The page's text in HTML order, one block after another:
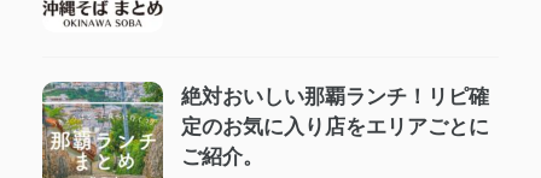
絶対おいしい那覇ランチ！リピ確
定のお気に入り店をエリアごとに
ご紹介。